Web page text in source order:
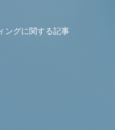
ングに関する記事